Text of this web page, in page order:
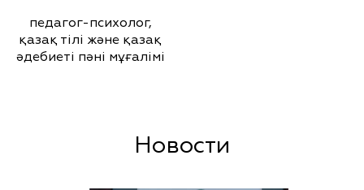
педагог-психолог,
қазақ тілі және қазақ
әдебиеті пәні мұғалімі
Новости